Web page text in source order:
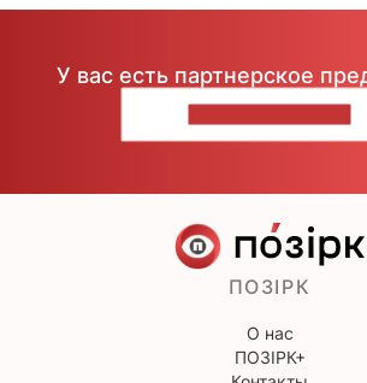
У вас есть партнерское
ПОЗІРК
О нас
ПОЗІРК+